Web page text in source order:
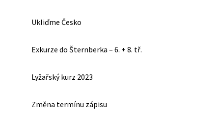
Ukliďme Česko
Exkurze do Šternberka – 6. + 8. tř.
Lyžařský kurz 2023
Změna termínu zápisu